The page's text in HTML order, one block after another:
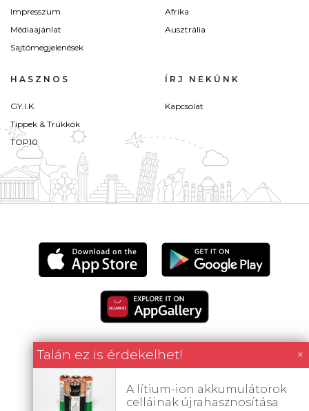
Talán ez is érdekelhet! ×
A lítium-ion akkumulátorok
celláinak újrahasznosítása
Impresszum
Médiaajánlat
Sajtómegjelenések
Afrika
Ausztrália
HASZNOS
GY.I.K.
Tippek & Trükkök
TOP10
ÍRJ NEKÜNK
Kapcsolat
Minden tartalom jogvédett © 2026 Utazómajom.